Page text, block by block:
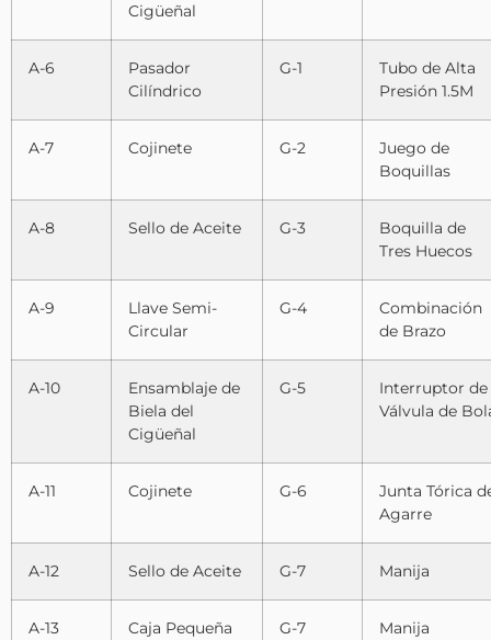
Cigüeñal
A-6
Pasador
Cilíndrico
G-1
Tubo de Alta
Presión 1.5M
A-7 Cojinete G-2
Juego de
Boquillas
A-8 Sello de Aceite G-3
Boquilla de
Tres Huecos
A-9
Llave Semi-
Circular
G-4
Combinación
de Brazo
A-10
Ensamblaje de
Biela del
Cigüeñal
G-5
Interruptor de
Válvula de
A-11 Cojinete G-6
Junta Tórica
Agarre
A-12 Sello de Aceite G-7 Manija
A-13 Caja Pequeña G-7 Manija